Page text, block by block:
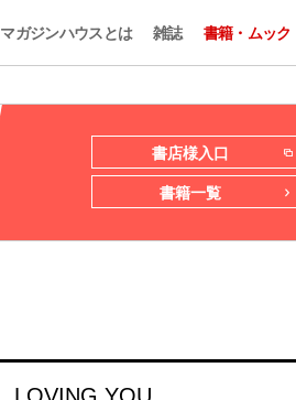
マガジンハウスとは 雑誌 書籍・ムック
書店様入口
書籍一覧